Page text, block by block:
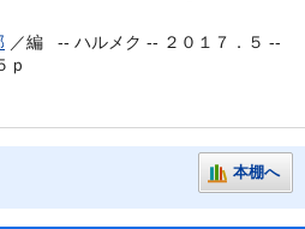
／編 -- ハルメク -- ２０１７．５ --
ｐ
本棚へ